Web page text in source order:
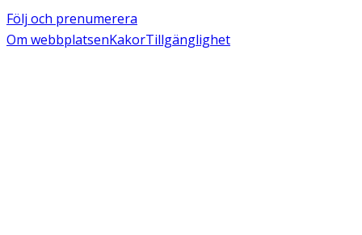
Följ och prenumerera
Om webbplatsenKakorTillgänglighet